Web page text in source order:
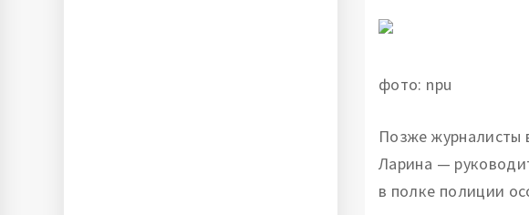
фото: npu
Позже журналисты
Ларина —
в полке полиции